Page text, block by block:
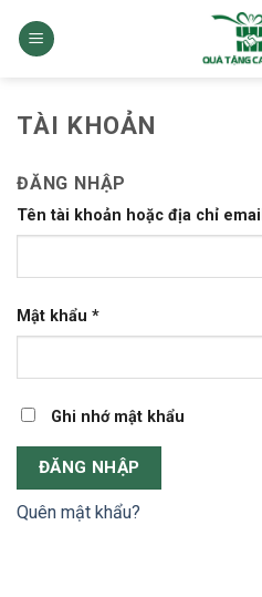
TÀI KHOẢN
ĐĂNG NHẬP
Tên tài khoản hoặc địa chỉ email
Mật khẩu *
Ghi nhớ mật khẩu
ĐĂNG NHẬP
Quên mật khẩu?